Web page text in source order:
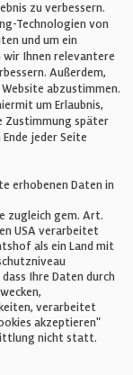
zu verbessern.
Technologien von
und um ein
Ihnen relevantere
Außerdem,
abzustimmen.
um Erlaubnis,
Zustimmung später
Ende jeder Seite
erhobenen Daten in
zugleich gem. Art.
USA verarbeitet
als ein Land mit
Ihre Daten durch
verarbeitet
akzeptieren"
nicht statt.